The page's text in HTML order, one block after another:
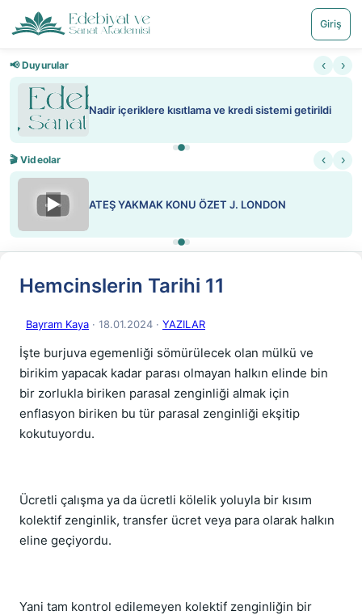
Giriş
📢 Duyurular ‹ ›
Nadir içeriklere kısıtlama ve kredi sistemi getirildi
🎬 Videolar ‹ ›
▶ ATEŞ YAKMAK KONU ÖZET J. LONDON
Hemcinslerin Tarihi 11
Bayram Kaya · 18.01.2024 · YAZILAR
İşte burjuva egemenliği sömürülecek olan mülkü ve
birikim yapacak kadar parası olmayan halkın elinde bin
bir zorlukla biriken parasal zenginliği almak için
enflasyon biriken bu tür parasal zenginliği ekşitip
kokutuyordu.
Ücretli çalışma ya da ücretli kölelik yoluyla bir kısım
kolektif zenginlik, transfer ücret veya para olarak halkın
eline geçiyordu.
Yani tam kontrol edilemeyen kolektif zenginliğin bir